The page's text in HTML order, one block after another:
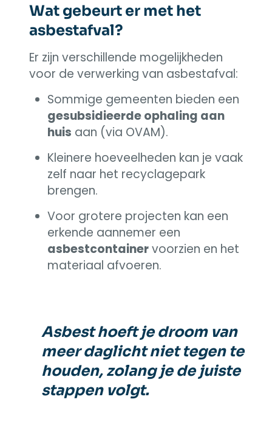
Wat gebeurt er met het
asbestafval?
Er zijn verschillende mogelijkheden
voor de verwerking van asbestafval:
Sommige gemeenten bieden een
gesubsidieerde ophaling aan
huis aan (via OVAM).
Kleinere hoeveelheden kan je vaak
zelf naar het recyclagepark
brengen.
Voor grotere projecten kan een
erkende aannemer een
asbestcontainervoorzien en het
materiaal afvoeren.
Asbest hoeft je droom van
meer daglicht niet tegen te
houden, zolang je de juiste
stappen volgt.